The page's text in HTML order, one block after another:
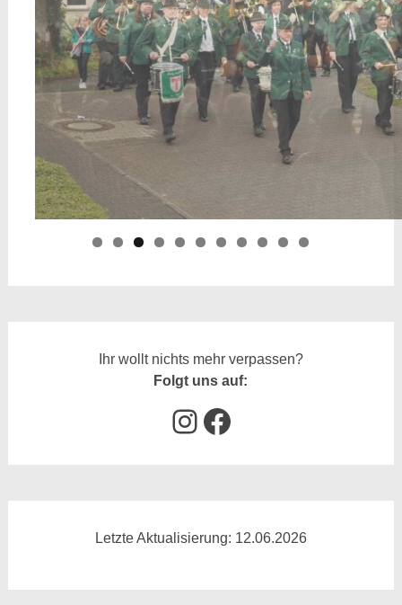
Ihr wollt nichts mehr verpassen?
Folgt uns auf:
Instagram
Facebook
Letzte Aktualisierung: 12.06.2026